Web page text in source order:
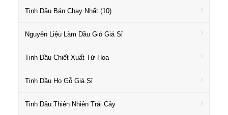
Tinh Dầu Bán Chạy Nhất (10)
Nguyên Liệu Làm Dầu Gió Giá Sỉ
Tinh Dầu Chiết Xuất Từ Hoa
Tinh Dầu Họ Gỗ Giá Sỉ
Tinh Dầu Thiên Nhiên Trái Cây